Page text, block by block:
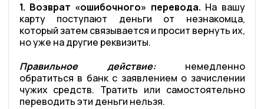
1. Возврат «ошибочного» перевода. На вашу
карту поступают деньги от незнакомца,
который затем связывается и просит вернуть их,
но уже на другие реквизиты.
Правильное действие:немедленно
обратиться в банк с заявлением о зачислении
чужих средств. Тратить или самостоятельно
переводить эти деньги нельзя.